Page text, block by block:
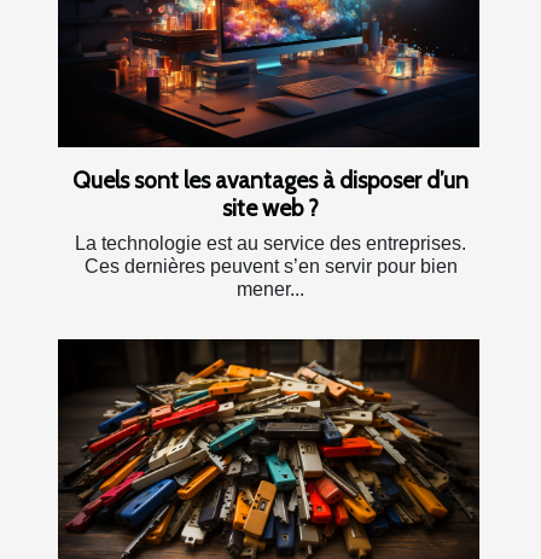
Quels sont les avantages à disposer d’un
site web ?
La technologie est au service des entreprises.
Ces dernières peuvent s’en servir pour bien
mener...